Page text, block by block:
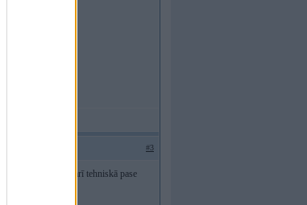
#3
drošvien būs arī tehniskā pase